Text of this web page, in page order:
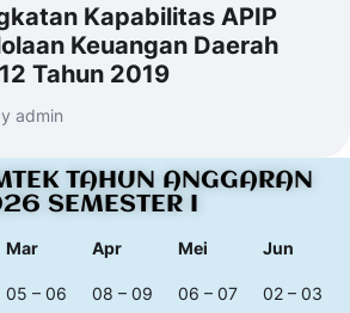
Kapabilitas APIP
Keuangan Daerah
Tahun 2019
admin
TAHUN ANGGARAN
SEMESTER I
Mar Apr Mei Jun
05 – 06 08 – 09 06 – 07 02 – 03